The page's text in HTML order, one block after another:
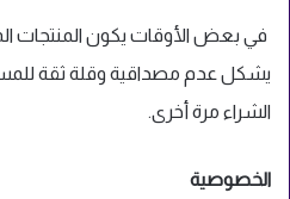
في بعض الأوقات يكون المنتجات
يشكل عدم مصداقية وقلة ثقة
الشراء مرة أخرى.
الخصوصية